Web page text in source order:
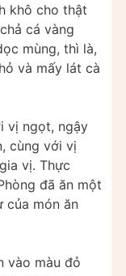
khô cho thật
cá vàng
mùng, thì là,
và mấy lát cà
vị ngọt, ngậy
cùng với vị
vị. Thực
đã ăn một
của món ăn
vào màu đỏ